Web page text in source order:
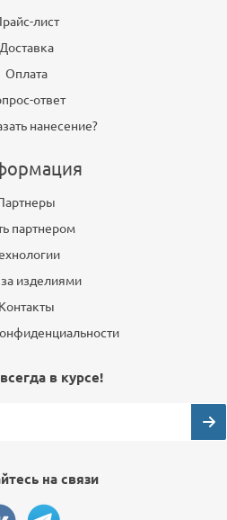
лист
Доставка
Оплата
ответ
нанесение?
партнером
изделиями
Контакты
в курсе!
на связи